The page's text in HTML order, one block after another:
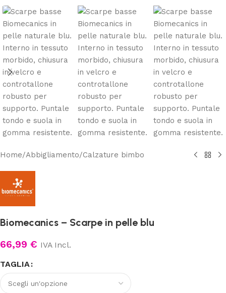
Home/Abbigliamento/Calzature bimbo
Biomecanics – Scarpe in pelle blu
66,99 € IVA Incl.
TAGLIA